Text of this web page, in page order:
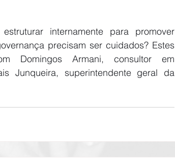
internamente para promover
precisam ser cuidados? Estes
Domingos Armani, consultor em
Junqueira, superintendente geral da